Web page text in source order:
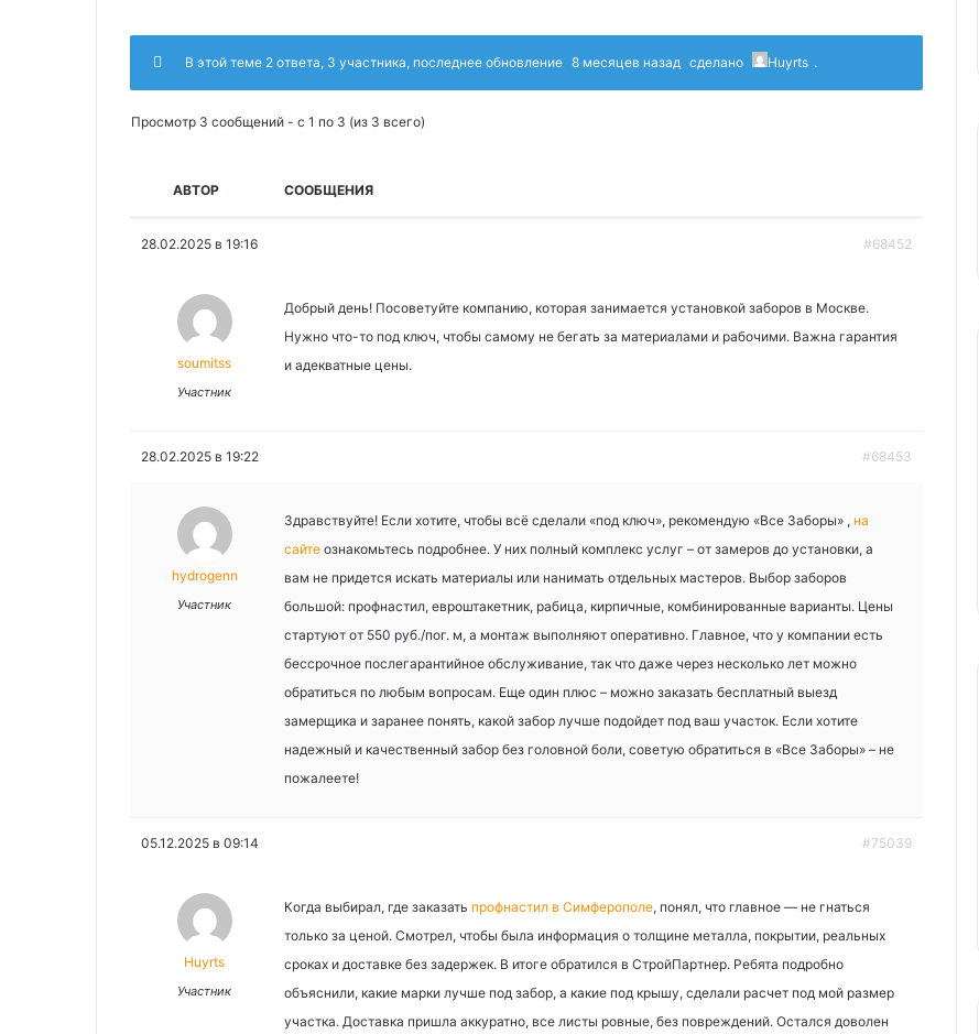
В этой теме 2 ответа, 3 участника, последнее обновление 8 месяцев назад сделано Huyrts .
Просмотр 3 сообщений - с 1 по 3 (из 3 всего)
АВТОР СООБЩЕНИЯ
28.02.2025 в 19:16 #68452
soumitss
Участник
Добрый день! Посоветуйте компанию, которая занимается установкой заборов в Москве.
Нужно что-то под ключ, чтобы самому не бегать за материалами и рабочими. Важна гарантия
и адекватные цены.
28.02.2025 в 19:22 #68453
hydrogenn
Участник
Здравствуйте! Если хотите, чтобы всё сделали «под ключ», рекомендую «Все Заборы» , на
сайте ознакомьтесь подробнее. У них полный комплекс услуг – от замеров до установки, а
вам не придется искать материалы или нанимать отдельных мастеров. Выбор заборов
большой: профнастил, евроштакетник, рабица, кирпичные, комбинированные варианты. Цены
стартуют от 550 руб./пог. м, а монтаж выполняют оперативно. Главное, что у компании есть
бессрочное послегарантийное обслуживание, так что даже через несколько лет можно
обратиться по любым вопросам. Еще один плюс – можно заказать бесплатный выезд
замерщика и заранее понять, какой забор лучше подойдет под ваш участок. Если хотите
надежный и качественный забор без головной боли, советую обратиться в «Все Заборы» – не
пожалеете!
05.12.2025 в 09:14 #75039
Huyrts
Участник
Когда выбирал, где заказать профнастил в Симферополе, понял, что главное — не гнаться
только за ценой. Смотрел, чтобы была информация о толщине металла, покрытии, реальных
сроках и доставке без задержек. В итоге обратился в СтройПартнер. Ребята подробно
объяснили, какие марки лучше под забор, а какие под крышу, сделали расчет под мой размер
участка. Доставка пришла аккуратно, все листы ровные, без повреждений. Остался доволен